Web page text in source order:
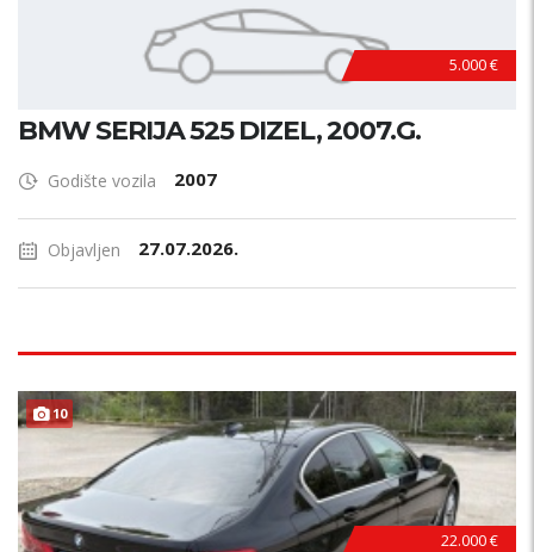
5.000 €
BMW SERIJA 525 DIZEL, 2007.G.
Godište vozila 2007
Objavljen 27.07.2026.
10
22.000 €